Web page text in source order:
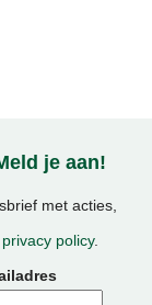
je aan!
met acties,
privacy policy.